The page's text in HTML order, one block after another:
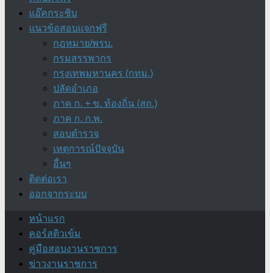
แอ๊คกระซิบ
แนวข้อสอบแจกฟรี
กฎหมาย/พรบ.
กรมสรรพากร
กรุงเทพมหานคร (กทม.)
ปลัดอำเภอ
ภาค ก. + ข. ท้องถิ่น (สถ.)
ภาค ก. ก.พ.
สอบตำรวจ
เหตุการณ์ปัจจุบัน
อื่นๆ
ติดต่อเรา
ออกจากระบบ
หน้าแรก
คอร์สติวเข้ม
คู่มือสอบงานราชการ
ข่าวงานราชการ